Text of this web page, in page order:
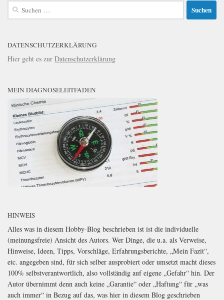
Suchen
nach:
DATENSCHUTZERKLÄRUNG
Hier geht es zur Datenschutzerklärung
MEIN DIAGNOSELEITFADEN
HINWEIS
Alles was in diesem Hobby-Blog beschrieben ist ist die individuelle
(meinungsfreie) Ansicht des Autors. Wer Dinge, die u.a. als Verweise,
Hinweise, Ideen, Tipps, Vorschläge, Erfahrungsberichte, „Mein Fazit“,
etc. angegeben sind, für sich selber ausprobiert oder umsetzt macht dieses
100% selbstverantwortlich, also vollständig auf eigene „Gefahr“ hin. Der
Autor übernimmt denn auch keine „Garantie“ oder „Haftung“ für „was
auch immer“ in Bezug auf das, was hier in diesem Blog geschrieben